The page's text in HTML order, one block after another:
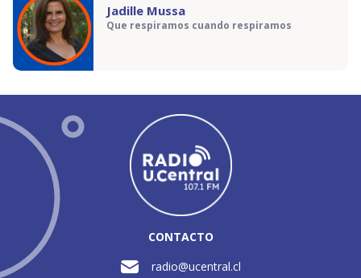
Jadille Mussa
Que respiramos cuando respiramos
CONTACTO
radio@ucentral.cl